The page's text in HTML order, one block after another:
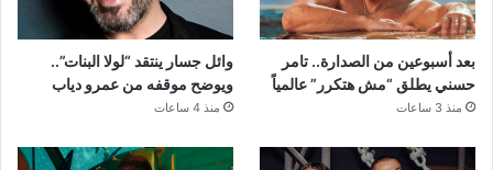
بعد أسبوعين من الصدارة.. تامر
حسني يطلق “مش هتكرر” عالمياً
منذ 3 ساعات
وائل جسار ينتقد “لولا البنات”..
ويوضح موقفه من عمرو دياب
منذ 4 ساعات